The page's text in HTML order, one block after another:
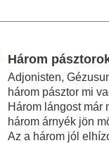
Három
Adjonisten,
három pásztor mi
Három lángost már
három árnyék jön
Az a három jól